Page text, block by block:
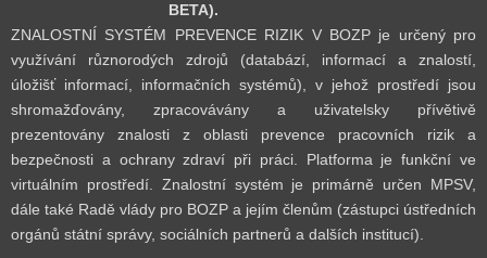
BETA).
ZNALOSTNÍ SYSTÉM PREVENCE RIZIK V BOZP je určený pro
využívání různorodých zdrojů (databází, informací a znalostí,
úložišť informací, informačních systémů), v jehož prostředí jsou
shromažďovány, zpracovávány a uživatelsky přívětivě
prezentovány znalosti z oblasti prevence pracovních rizik a
bezpečnosti a ochrany zdraví při práci. Platforma je funkční ve
virtuálním prostředí. Znalostní systém je primárně určen MPSV,
dále také Radě vlády pro BOZP a jejím členům (zástupci ústředních
orgánů státní správy, sociálních partnerů a dalších institucí).